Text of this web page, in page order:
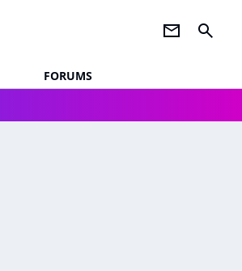
newsletter search
FORUMS